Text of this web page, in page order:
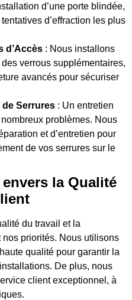
d’une porte blindée,
d’effraction les plus
d’Accès : Nous installons
verrous supplémentaires,
avancés pour sécuriser
de Serrures : Un entretien
problèmes. Nous
et d’entretien pour
de vos serrures sur le
la Qualité
du travail et la
priorités. Nous utilisons
qualité pour garantir la
De plus, nous
client exceptionnel, à